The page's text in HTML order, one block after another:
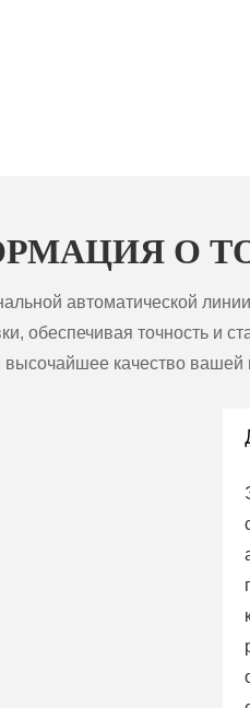
О
автоматической
обеспечивая точность и
высочайшее качество вашей